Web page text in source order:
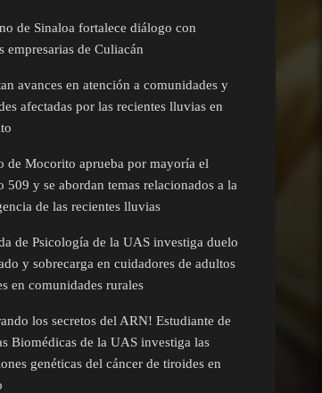
de Sinaloa fortalece diálogo con
empresarias de Culiacán
avances en atención a comunidades y
afectadas por las recientes lluvias en
de Mocorito aprueba por mayoría el
509 y se abordan temas relacionados a la
de las recientes lluvias
de Psicología de la UAS investiga duelo
y sobrecarga en cuidadores de adultos
en comunidades rurales
los secretos del ARN! Estudiante de
Biomédicas de la UAS investiga las
genéticas del cáncer de tiroides en